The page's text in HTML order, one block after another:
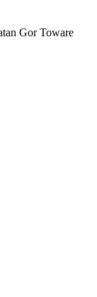
Gor Toware